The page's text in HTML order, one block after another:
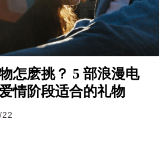
怎麽挑？ 5 部浪漫电
情阶段适合的礼物